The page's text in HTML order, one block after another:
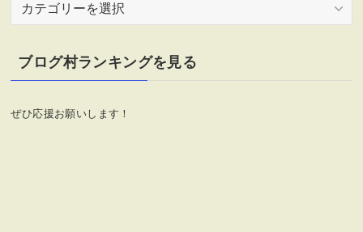
リ
ー
ブログ村ランキングを見る
ぜひ応援お願いします！